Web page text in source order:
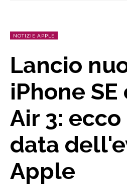
NOTIZIE APPLE
Lancio
iPhone SE
Air 3:
data
Apple